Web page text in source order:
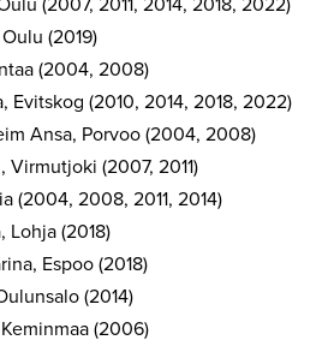
(2019)
(2004, 2008)
Evitskog (2010, 2014, 2018, 2022)
Ansa, Porvoo (2004, 2008)
Virmutjoki (2007, 2011)
(2004, 2008, 2011, 2014)
Lohja (2018)
Espoo (2018)
(2014)
(2006)